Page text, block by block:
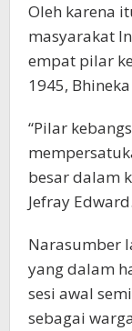
Oleh karena
masyarakat
empat pilar
1945,
“Pilar
besar dalam
Jefray Edward.
Narasumber
yang dalam
sesi awal
sebagai